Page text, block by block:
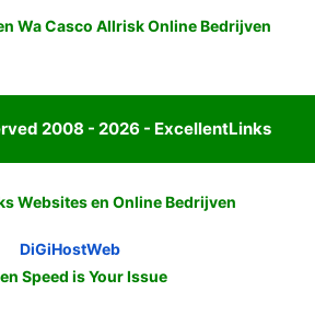
Wa Casco Allrisk Online Bedrijven
2008 - 2026 - ExcellentLinks
Websites en Online Bedrijven
DiGiHostWeb
Speed is Your Issue